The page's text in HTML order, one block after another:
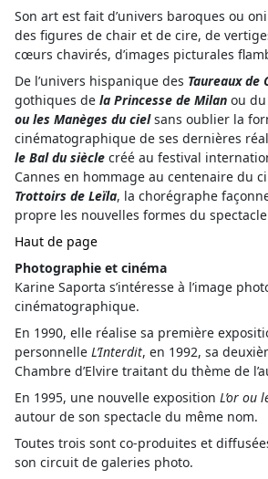
Son art est fait d’univers baroques ou
des figures de chair et de cire, de
cœurs chavirés, d’images picturales
De l’univers hispanique des Taureaux de
gothiques de la Princesse de Milan ou
ou les Manèges du cielsans oublier la
cinématographique de ses dernières
le Bal du siècle créé au festival
Cannes en hommage au centenaire du
Trottoirs de Leïla, la chorégraphe
propre les nouvelles formes du
Haut de page
Photographie et cinéma
Karine Saporta s’intéresse à l’image
cinématographique.
En 1990, elle réalise sa première
personnelle L’Interdit, en 1992, sa
Chambre d’Elvire traitant du thème de
En 1995, une nouvelle exposition L’or ou
autour de son spectacle du même nom.
Toutes trois sont co-produites et
son circuit de galeries photo.